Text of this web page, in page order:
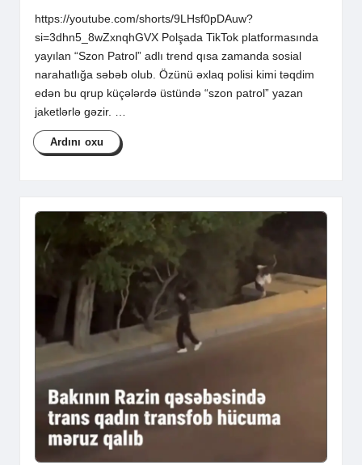
https://youtube.com/shorts/9LHsf0pDAuw?
si=3dhn5_8wZxnqhGVX Polşada TikTok platformasında
yayılan “Szon Patrol” adlı trend qısa zamanda sosial
narahatlığa səbəb olub. Özünü əxlaq polisi kimi təqdim
edən bu qrup küçələrdə üstündə “szon patrol” yazan
jaketlərlə gəzir. …
Ardını oxu